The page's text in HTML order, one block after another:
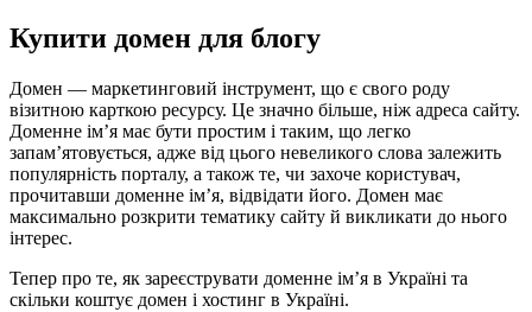
Купити домен для блогу
Домен — маркетинговий інструмент, що є свого роду
візитною карткою ресурсу. Це значно більше, ніж адреса сайту.
Доменне ім’я має бути простим і таким, що легко
запам’ятовується, адже від цього невеликого слова залежить
популярність порталу, а також те, чи захоче користувач,
прочитавши доменне ім’я, відвідати його. Домен має
максимально розкрити тематику сайту й викликати до нього
інтерес.
Тепер про те, як зареєструвати доменне ім’я в Україні та
скільки коштує домен і хостинг в Україні.